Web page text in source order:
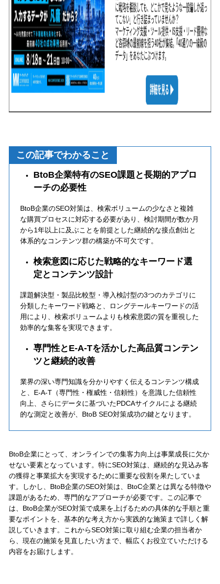
この記事でわかること
BtoB企業特有のSEO課題と長期的アプロ
ーチの必要性
BtoB企業のSEO対策は、検索ボリュームの少なさと複雑
な購買プロセスに対応する必要があり、検討期間が数か月
から1年以上に及ぶことを前提とした継続的な接点創出と
体系的なコンテンツ群の構築が不可欠です。
検索意図に応じた戦略的なキーワード選
定とコンテンツ設計
課題解決型・製品比較型・導入検討型の3つのカテゴリに
分類したキーワード戦略と、ロングテールキーワードの活
用により、検索ボリュームよりも検索意図の質を重視した
効率的な集客を実現できます。
専門性とE-A-Tを活かした高品質コンテン
ツと継続的改善
業界の深い専門知識を分かりやすく伝えるコンテンツ構成
と、E-A-T（専門性・権威性・信頼性）を意識した信頼性
向上、さらにデータに基づいたPDCAサイクルによる継続
的な測定と改善が、BtoB SEO対策成功の鍵となります。
BtoB企業にとって、オンラインでの集客力向上は事業成長に欠か
せない要素となっています。特にSEO対策は、継続的な見込み客
の獲得と事業拡大を実現するために重要な役割を果たしていま
す。しかし、BtoB企業のSEO対策は、BtoC企業とは異なる特徴や
課題があるため、専門的なアプローチが必要です。この記事で
は、BtoB企業がSEO対策で成果を上げるための具体的な手順と重
要なポイントを、基本的な考え方から実践的な施策まで詳しく解
説していきます。これからSEO対策に取り組む企業の担当者か
ら、現在の施策を見直したい方まで、幅広くお役立ていただける
内容をお届けします。